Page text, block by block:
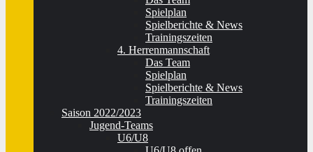
Spielplan
Spielberichte & News
Trainingszeiten
4. Herrenmannschaft
Das Team
Spielplan
Spielberichte & News
Trainingszeiten
Saison 2022/2023
Jugend-Teams
U6/U8